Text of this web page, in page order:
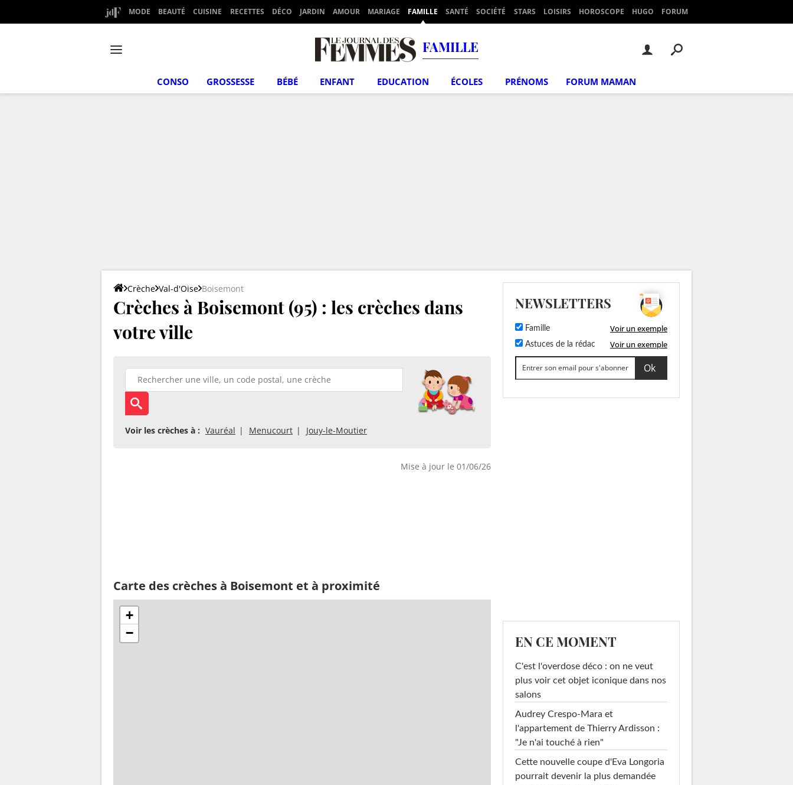
MODE BEAUTÉ CUISINE RECETTES DÉCO JARDIN AMOUR MARIAGE FAMILLE SANTÉ SOCIÉTÉ STARS LOISIRS HOROSCOPE HUGO FORUM
FAMILLE
CONSO GROSSESSE BÉBÉ ENFANT EDUCATION ÉCOLES PRÉNOMS FORUM MAMAN
Crèche Val-d'Oise Boisemont
Crèches à Boisemont (95) : les crèches dans
votre ville
Voir les crèches à : Vauréal Menucourt Jouy-le-Moutier
Mise à jour le 01/06/26
Carte des crèches à Boisemont et à proximité
+
−
NEWSLETTERS
Famille Voir un exemple
Astuces de la rédac Voir un exemple
EN CE MOMENT
C'est l'overdose déco : on ne veut
plus voir cet objet iconique dans nos
salons
Audrey Crespo-Mara et
l'appartement de Thierry Ardisson :
"Je n'ai touché à rien"
Cette nouvelle coupe d'Eva Longoria
pourrait devenir la plus demandée